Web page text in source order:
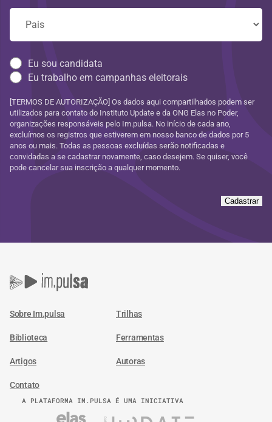
Eu sou candidata
Eu trabalho em campanhas eleitorais
[TERMOS DE AUTORIZAÇÃO] Os dados aqui compartilhados podem ser
utilizados para contato do Instituto Update e da ONG Elas no Poder,
organizações responsáveis pelo Im.pulsa. No início de cada ano,
excluímos os registros que estiverem em nosso banco de dados por 5
anos ou mais. Todas as pessoas excluídas serão notificadas e
convidadas a se cadastrar novamente, caso desejem. Se quiser, você
pode cancelar sua inscrição a qualquer momento.
Cadastrar
Sobre Im.pulsa Trilhas
Biblioteca Ferramentas
Artigos Autoras
Contato
A PLATAFORMA IM.PULSA É UMA INICIATIVA